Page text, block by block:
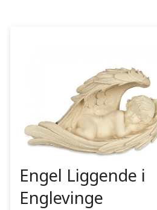
Engel Liggende i
Englevinge
Kjøp
Les mer